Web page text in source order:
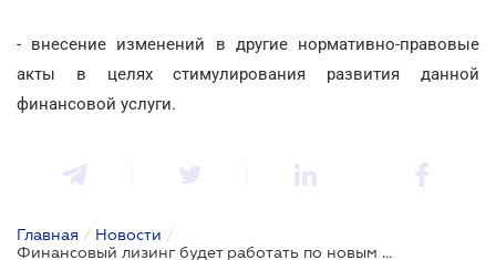
- внесение изменений в другие нормативно-правовые
акты в целях стимулирования развития данной
финансовой услуги.
Главная / Новости /
Финансовый лизинг будет работать по новым правилам